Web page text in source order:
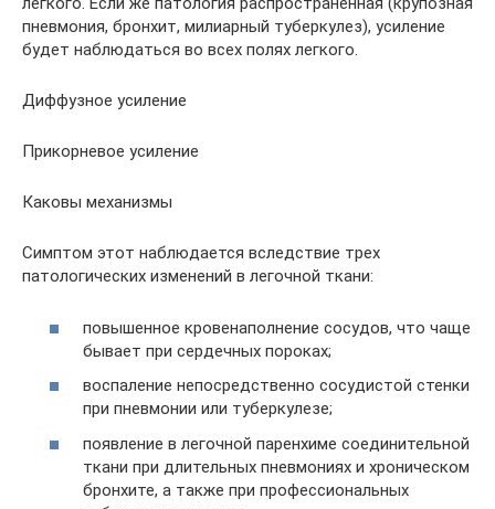
пневмония, бронхит, милиарный туберкулез), усиление
будет наблюдаться во всех полях легкого.
Диффузное усиление
Прикорневое усиление
Каковы механизмы
Симптом этот наблюдается вследствие трех
патологических изменений в легочной ткани:
повышенное кровенаполнение сосудов, что чаще
бывает при сердечных пороках;
воспаление непосредственно сосудистой стенки
при пневмонии или туберкулезе;
появление в легочной паренхиме соединительной
ткани при длительных пневмониях и хроническом
бронхите, а также при профессиональных